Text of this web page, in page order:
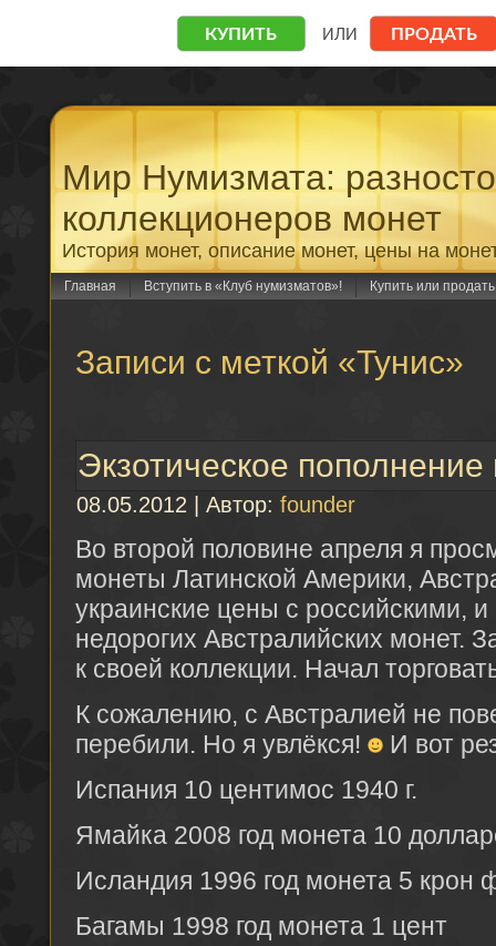
Мир Нумизмата:
коллекционеров монет
История монет, описание монет, цены на
Главная Вступить в «Клуб нумизматов»! Купить или
Записи с меткой «Тунис»
Экзотическое
08.05.2012 | Автор: founder
Во второй половине апреля я
монеты Латинской Америки,
украинские цены с российскими, и
недорогих Австралийских монет.
к своей коллекции. Начал
К сожалению, с Австралией не
перебили. Но я увлёкся!
И вот
Испания 10 центимос 1940 г.
Ямайка 2008 год монета 10
Исландия 1996 год монета 5 крон
Багамы 1998 год монета 1 цент